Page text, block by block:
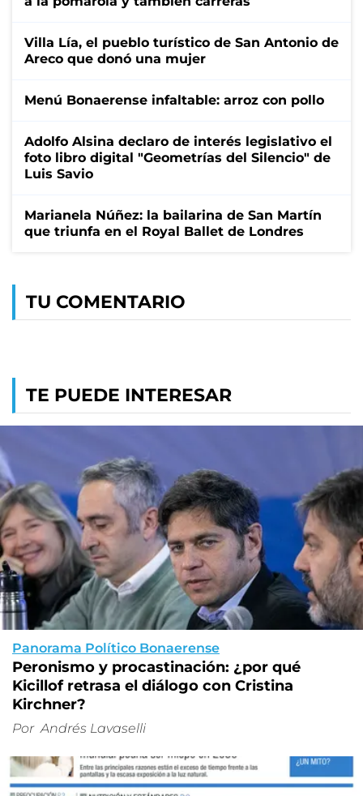
Villa Lía, el pueblo turístico de San Antonio de
Areco que donó una mujer
Menú Bonaerense infaltable: arroz con pollo
Adolfo Alsina declaro de interés legislativo el
foto libro digital "Geometrías del Silencio" de
Luis Savio
Marianela Núñez: la bailarina de San Martín
que triunfa en el Royal Ballet de Londres
TU COMENTARIO
TE PUEDE INTERESAR
Panorama Político Bonaerense
Peronismo y procastinación: ¿por qué
Kicillof retrasa el diálogo con Cristina
Kirchner?
Por Andrés Lavaselli